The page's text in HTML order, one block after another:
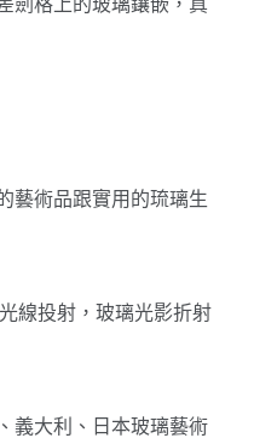
藝術品跟實用的琉璃生
線投射，玻璃光影折射
義大利、日本玻璃藝術